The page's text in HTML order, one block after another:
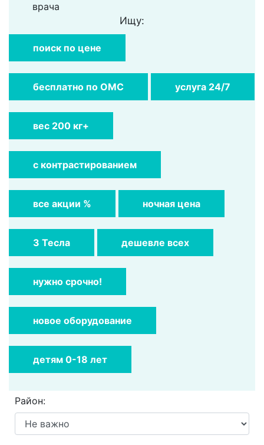
врача
Ищу:
поиск по цене
бесплатно по ОМС услуга 24/7
вес 200 кг+
с контрастированием
все акции % ночная цена
3 Тесла дешевле всех
нужно срочно!
новое оборудование
детям 0-18 лет
Район: